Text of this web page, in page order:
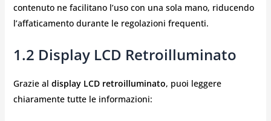
contenuto ne facilitano l’uso con una sola mano, riducendo
l’affaticamento durante le regolazioni frequenti.
1.2 Display LCD Retroilluminato
Grazie al display LCD retroilluminato, puoi leggere
chiaramente tutte le informazioni: